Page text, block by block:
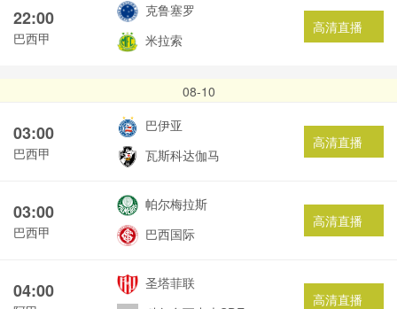
22:00
巴西甲
克鲁塞罗
米拉索
高清直播
08-10
03:00
巴西甲
巴伊亚
瓦斯科达伽马
高清直播
03:00
巴西甲
帕尔梅拉斯
巴西国际
高清直播
04:00
圣塔菲联
高清直播